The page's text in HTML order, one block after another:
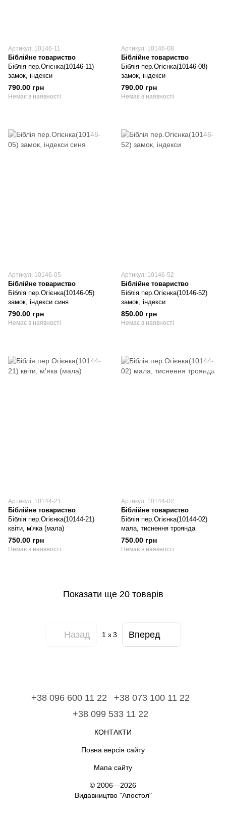
Артикул: 10146-11
Біблійне товариство
Біблія пер.Огієнка(10146-11)
замок, індекси
790.00 грн
Немає в наявності
Артикул: 10146-08
Біблійне товариство
Біблія пер.Огієнка(10146-08)
замок, індекси
790.00 грн
Немає в наявності
Артикул: 10146-05
Біблійне товариство
Біблія пер.Огієнка(10146-05)
замок, індекси синя
790.00 грн
Немає в наявності
Артикул: 10146-52
Біблійне товариство
Біблія пер.Огієнка(10146-52)
замок, індекси
850.00 грн
Немає в наявності
Артикул: 10144-21
Біблійне товариство
Біблія пер.Огієнка(10144-21)
квіти, м'яка (мала)
750.00 грн
Немає в наявності
Артикул: 10144-02
Біблійне товариство
Біблія пер.Огієнка(10144-02)
мала, тиснення троянда
750.00 грн
Немає в наявності
Показати ще 20 товарів
Назад 1з 3 Вперед
+38 096 600 11 22
+38 073 100 11 22
+38 099 533 11 22
КОНТАКТИ
Повна версія сайту
Мапа сайту
© 2006—2026
Видавництво "Апостол"